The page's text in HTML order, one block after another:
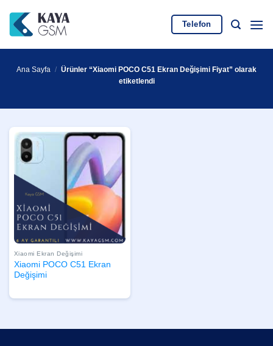
atla
Telefon
Ana Sayfa / Ürünler “Xiaomi POCO C51 Ekran Değişimi Fiyat” olarak
etiketlendi
Xiaomi Ekran Değişimi
Xiaomi POCO C51 Ekran
Değişimi